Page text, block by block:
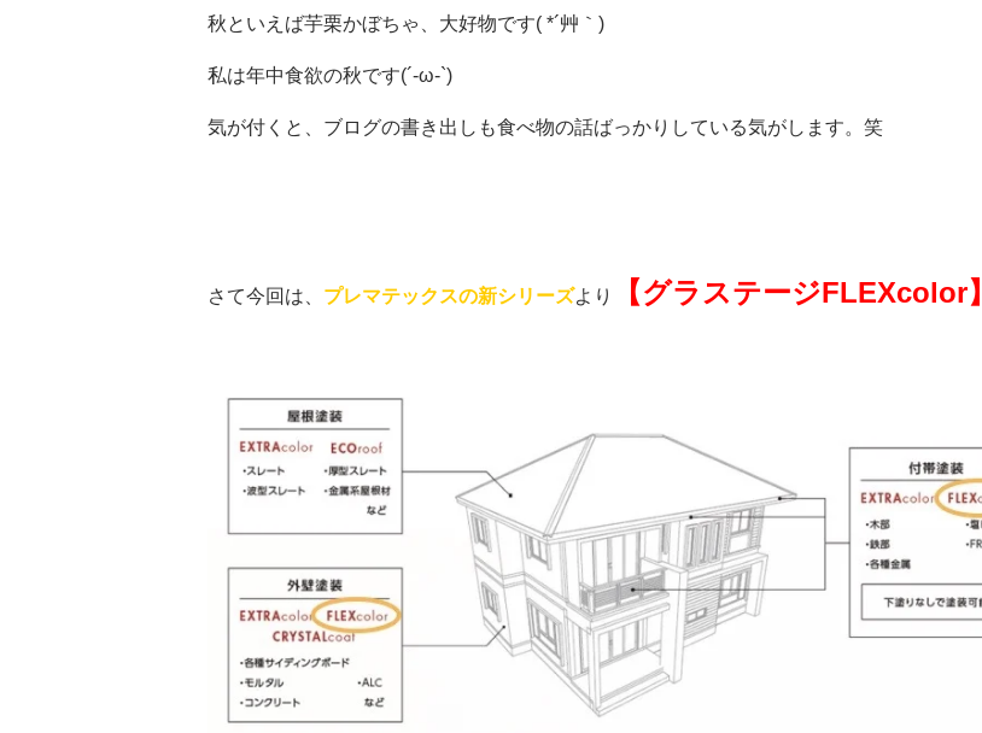
秋といえば芋栗かぼちゃ、大好物です( *´艸｀)
私は年中食欲の秋です(´-ω-`)
気が付くと、ブログの書き出しも食べ物の話ばっかりしている気がします。笑
さて今回は、 プレマテックスの新シリーズより 【グラステージFLEXcolor】